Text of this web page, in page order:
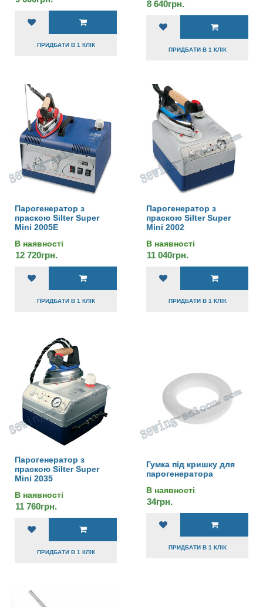
ПРИДБАТИ В 1 КЛІК
8 640грн.
ПРИДБАТИ В 1 КЛІК
Парогенератор з
праскою Silter Super
Mini 2005E
В наявності
12 720грн.
ПРИДБАТИ В 1 КЛІК
Парогенератор з
праскою Silter Super
Mini 2002
В наявності
11 040грн.
ПРИДБАТИ В 1 КЛІК
Парогенератор з
праскою Silter Super
Mini 2035
В наявності
11 760грн.
ПРИДБАТИ В 1 КЛІК
Гумка під кришку для
парогенератора
В наявності
34грн.
ПРИДБАТИ В 1 КЛІК